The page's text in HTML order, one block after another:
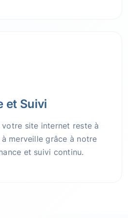
et Suivi
site internet reste à
merveille grâce à notre
et suivi continu.